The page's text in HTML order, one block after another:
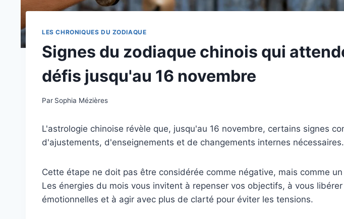
LES CHRONIQUES DU ZODIAQUE
Signes du zodiaque chinois qui
défis jusqu'au 16 novembre
Par Sophia Mézières
L'astrologie chinoise révèle que, jusqu'au 16 novembre, certains signes
d'ajustements, d'enseignements et de changements internes nécessaires.
Cette étape ne doit pas être considérée comme négative, mais comme un
Les énergies du mois vous invitent à repenser vos objectifs, à vous
émotionnelles et à agir avec plus de clarté pour éviter les tensions.